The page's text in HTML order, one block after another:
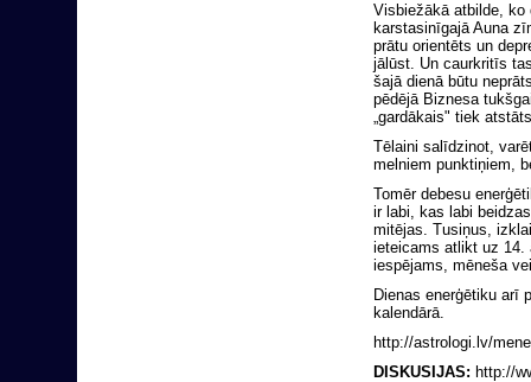
Visbiežākā atbilde, ko
karstasinīgajā Auna
prātu orientēts un
jālūst. Un caurkritīs
šajā dienā būtu
pēdējā Biznesa
„gardākais" tiek
Tēlaini salīdzinot,
melniem punktiņiem,
Tomēr debesu
ir labi, kas labi
mitējas. Tusiņus,
ieteicams atlikt uz 14.
iespējams, mēneša
Dienas enerģētiku arī
kalendārā.
http://astrologi.lv/
DISKUSIJAS: http://